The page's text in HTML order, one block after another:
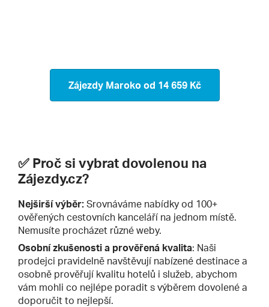
Zájezdy Maroko od 14 659 Kč
✅ Proč si vybrat dovolenou na
Zájezdy.cz?
Nejširší výběr: Srovnáváme nabídky od 100+
ověřených cestovních kanceláří na jednom místě.
Nemusíte procházet různé weby.
Osobní zkušenosti a prověřená kvalita: Naši
prodejci pravidelně navštěvují nabízené destinace a
osobně prověřují kvalitu hotelů i služeb, abychom
vám mohli co nejlépe poradit s výběrem dovolené a
doporučit to nejlepší.